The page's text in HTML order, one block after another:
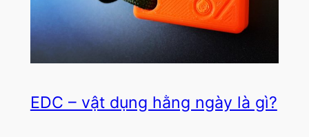
EDC – vật dụng hằng ngày là gì?